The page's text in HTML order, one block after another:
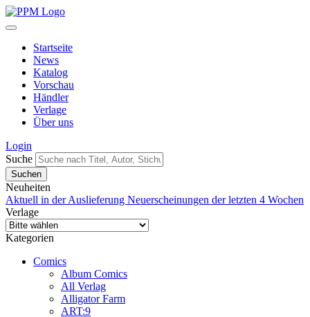
Startseite
News
Katalog
Vorschau
Händler
Verlage
Über uns
Login
Suche
Neuheiten
Aktuell in der Auslieferung Neuerscheinungen der letzten 4 Wochen
Verlage
Kategorien
Comics
Album Comics
All Verlag
Alligator Farm
ART:9